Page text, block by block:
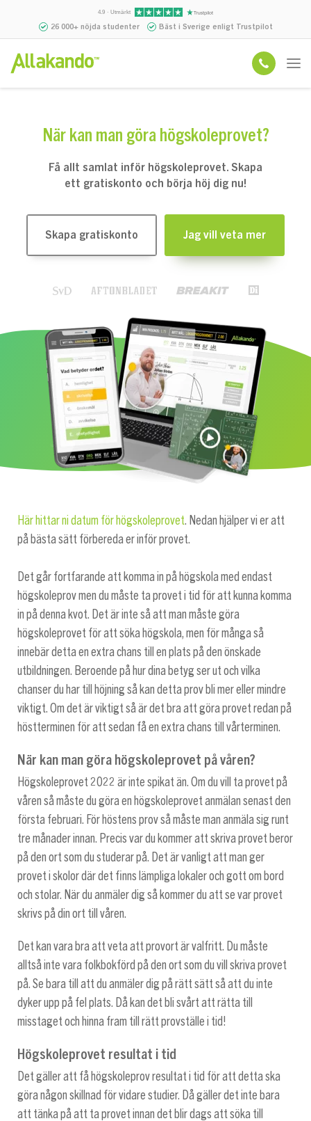
4.9 · Utmärkt
26 000+ nöjda studenter Bäst i Sverige enligt Trustpilot
När kan man göra högskoleprovet?
Få allt samlat inför högskoleprovet. Skapa
ett gratiskonto och börja höj dig nu!
Skapa gratiskonto Jag vill veta mer
Här hittar ni datum för högskoleprovet. Nedan hjälper vi er att
på bästa sätt förbereda er inför provet.
Det går fortfarande att komma in på högskola med endast
högskoleprov men du måste ta provet i tid för att kunna komma
in på denna kvot. Det är inte så att man måste göra
högskoleprovet för att söka högskola, men för många så
innebär detta en extra chans till en plats på den önskade
utbildningen. Beroende på hur dina betyg ser ut och vilka
chanser du har till höjning så kan detta prov bli mer eller mindre
viktigt. Om det är viktigt så är det bra att göra provet redan på
höstterminen för att sedan få en extra chans till vårterminen.
När kan man göra högskoleprovet på våren?
Högskoleprovet 2022 är inte spikat än. Om du vill ta provet på
våren så måste du göra en högskoleprovet anmälan senast den
första februari. För höstens prov så måste man anmäla sig runt
tre månader innan. Precis var du kommer att skriva provet beror
på den ort som du studerar på. Det är vanligt att man ger
provet i skolor där det finns lämpliga lokaler och gott om bord
och stolar. När du anmäler dig så kommer du att se var provet
skrivs på din ort till våren.
Det kan vara bra att veta att provort är valfritt. Du måste
alltså inte vara folkbokförd på den ort som du vill skriva provet
på. Se bara till att du anmäler dig på rätt sätt så att du inte
dyker upp på fel plats. Då kan det bli svårt att rätta till
misstaget och hinna fram till rätt provställe i tid!
Högskoleprovet resultat i tid
Det gäller att få högskoleprov resultat i tid för att detta ska
göra någon skillnad för vidare studier. Då gäller det inte bara
att tänka på att ta provet innan det blir dags att söka till